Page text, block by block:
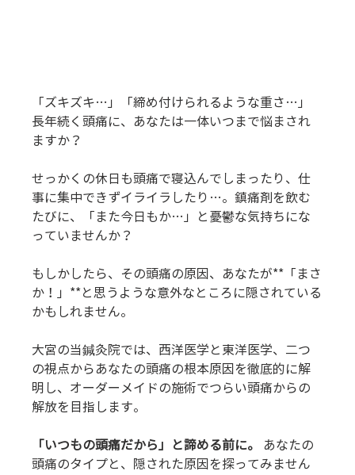
「ズキズキ…」「締め付けられるような重さ…」
長年続く頭痛に、あなたは一体いつまで悩まされ
ますか？
せっかくの休日も頭痛で寝込んでしまったり、仕
事に集中できずイライラしたり…。鎮痛剤を飲む
たびに、「また今日もか…」と憂鬱な気持ちにな
っていませんか？
もしかしたら、その頭痛の原因、あなたが**「まさ
か！」**と思うような意外なところに隠されている
かもしれません。
大宮の当鍼灸院では、西洋医学と東洋医学、二つ
の視点からあなたの頭痛の根本原因を徹底的に解
明し、オーダーメイドの施術でつらい頭痛からの
解放を目指します。
「いつもの頭痛だから」と諦める前に。
あなたの
頭痛のタイプと、隠された原因を探ってみません